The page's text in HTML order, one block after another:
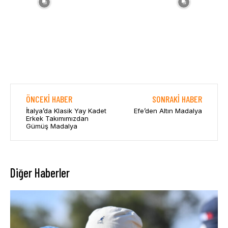
ÖNCEKI HABER
İtalya’da Klasik Yay Kadet
Erkek Takımımızdan
Gümüş Madalya
SONRAKI HABER
Efe’den Altın Madalya
Diğer Haberler